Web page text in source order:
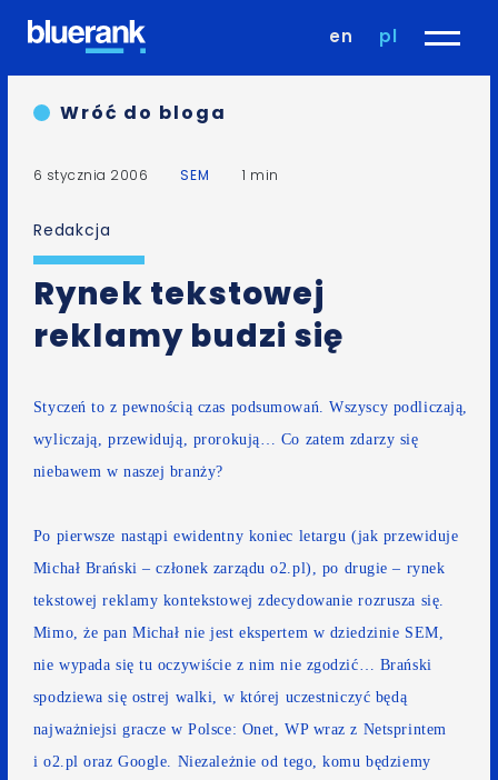
en pl
Wróć do bloga
6 stycznia 2006 SEM 1 min
Redakcja
Rynek tekstowej
reklamy budzi się
Styczeń to z pewnością czas podsumowań. Wszyscy podliczają,
wyliczają, przewidują, prorokują… Co zatem zdarzy się
niebawem w naszej branży?
Po pierwsze nastąpi ewidentny koniec letargu (jak przewiduje
Michał Brański – członek zarządu o2.pl), po drugie – rynek
tekstowej reklamy kontekstowej zdecydowanie rozrusza się.
Mimo, że pan Michał nie jest ekspertem w dziedzinie SEM,
nie wypada się tu oczywiście z nim nie zgodzić… Brański
spodziewa się ostrej walki, w której uczestniczyć będą
najważniejsi gracze w Polsce: Onet, WP wraz z Netsprintem
i o2.pl oraz Google. Niezależnie od tego, komu będziemy